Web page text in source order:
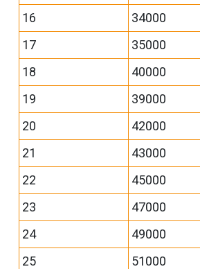
16
34000
17
35000
18
40000
19
39000
20
42000
21
43000
22
45000
23
47000
24
49000
25
51000